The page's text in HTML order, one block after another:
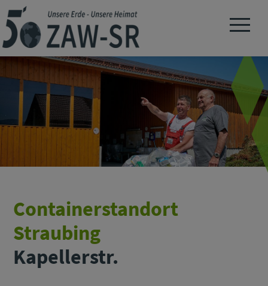
Navigation
Containerstandort
Straubing
Kapellerstr.